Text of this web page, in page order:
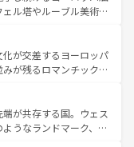
古代ローマ遺跡や中世
なるスペインはその個
を魅了する。 なお、新着のスペイン情報は コ
ル塔やルーブル美術館
麗な宮殿、歴史的な大
自然が、訪れる者を心
食の国としても知ら
ンス、プロヴァンスの
楽しみ方が可能だ。さ
れており、どの街角に
が交差するヨーロッパ
が残るロマンチック街
飽きることがない。ベ
のアルプスの絶景、そ
た風景は必見。ビール
が共存する国。ウェス
うなランドマーク、歴